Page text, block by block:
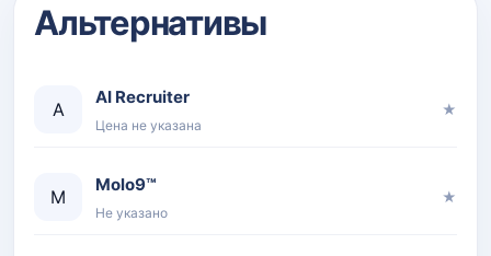
Альтернативы
A
AI Recruiter
Цена не указана
★
M
Molo9™
Не указано
★